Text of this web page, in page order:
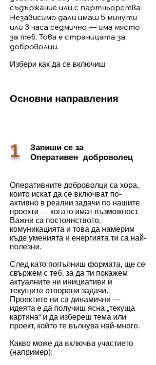
съдържание или с партньорства.
Независимо дали имаш 5 минути
или 3 часа седмично — има място
за теб. Това е страницата за
доброволци.
Избери как да се включиш
Основни направления
1
Запиши се за
Оперативен доброволец
Оперативните доброволци са хора,
които искат да се включват по-
активно в реални задачи по нашите
проекти — когато имат възможност.
Важни са постоянството,
комуникацията и това да намерим
къде уменията и енергията ти са най-
полезни.
След като попълниш формата, ще се
свържем с теб, за да ти покажем
актуалните ни инициативи и
текущите отворени задачи.
Проектите ни са динамични —
идеята е да получиш ясна „текуща
картина“ и да избереш тема или
проект, който те вълнува най-много.
Какво може да включва участието
(например):